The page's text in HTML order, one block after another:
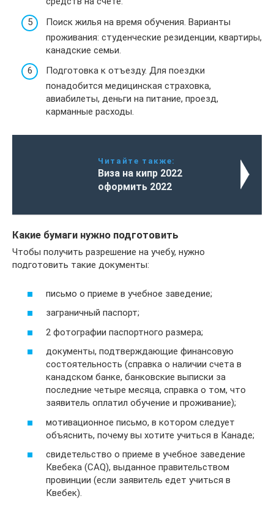
Поиск жилья на время обучения. Варианты
проживания: студенческие резиденции, квартиры,
канадские семьи.
Подготовка к отъезду. Для поездки
понадобится медицинская страховка,
авиабилеты, деньги на питание, проезд,
карманные расходы.
Читайте также:
Виза на кипр 2022
оформить 2022
Какие бумаги нужно подготовить
Чтобы получить разрешение на учебу, нужно
подготовить такие документы:
письмо о приеме в учебное заведение;
заграничный паспорт;
2 фотографии паспортного размера;
документы, подтверждающие финансовую
состоятельность (справка о наличии счета в
канадском банке, банковские выписки за
последние четыре месяца, справка о том, что
заявитель оплатил обучение и проживание);
мотивационное письмо, в котором следует
объяснить, почему вы хотите учиться в Канаде;
свидетельство о приеме в учебное заведение
Квебека (CAQ), выданное правительством
провинции (если заявитель едет учиться в
Квебек).